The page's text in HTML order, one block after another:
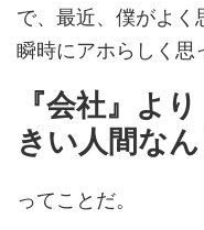
で、最近、僕がよく
瞬時にアホらしく思
『会社』よ
きい人間な
ってことだ。